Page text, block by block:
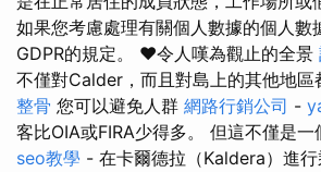
如果您考慮處理有關個人數據的個人數
GDPR的規定。 ❤️令人嘆為觀止的全景
不僅對Calder，而且對島上的其他地區
整骨 您可以避免人群 網路行銷公司 -
客比OIA或FIRA少得多。 但這不僅是一
seo教學 - 在卡爾德拉（Kaldera）進